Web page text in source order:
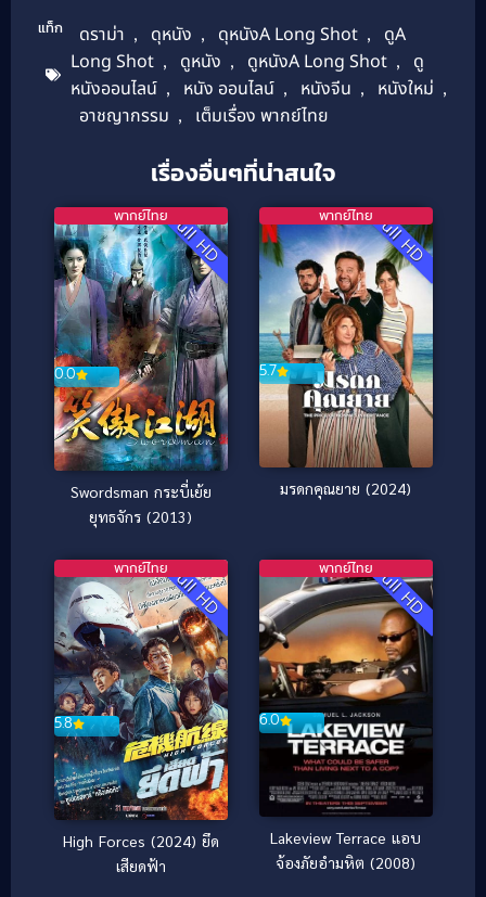
แท็ก ดราม่า , ดุหนัง , ดุหนังA Long Shot ,
ดูA
Long Shot , ดูหนัง , ดูหนังA Long Shot ,
ดู
หนังออนไลน์ , หนัง ออนไลน์ , หนังจีน , หนังใหม่ ,
อาชญากรรม , เต็มเรื่อง พากย์ไทย
เรื่องอื่นๆที่น่าสนใจ
Full HD
0.0
พากย์ไทย
Swordsman กระบี่เย้ย
ยุทธจักร (2013)
Full HD
5.7
พากย์ไทย
มรดกคุณยาย (2024)
Full HD
5.8
พากย์ไทย
High Forces (2024) ยึด
เสียดฟ้า
Full HD
6.0
พากย์ไทย
Lakeview Terrace แอบ
จ้องภัยอำมหิต (2008)